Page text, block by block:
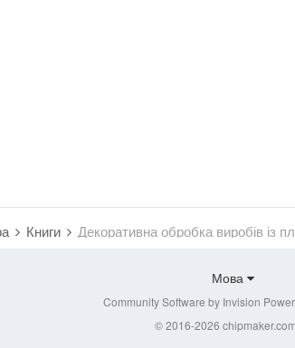
Книги
Мова
Community Software by Invision
© 2016-2026